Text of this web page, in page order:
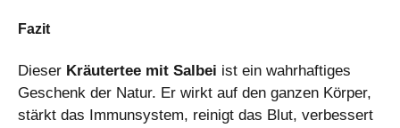
Fazit
Dieser Kräutertee mit Salbei ist ein wahrhaftiges
Geschenk der Natur. Er wirkt auf den ganzen Körper,
stärkt das Immunsystem, reinigt das Blut, verbessert